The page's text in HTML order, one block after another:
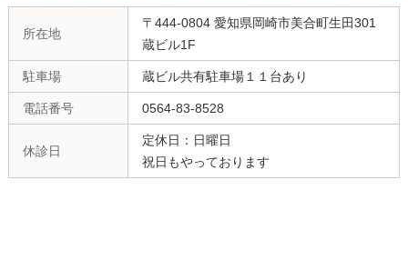
所在地
〒444-0804 愛知県岡崎市美合町生田301
蔵ビル1F
駐車場 蔵ビル共有駐車場１１台あり
電話番号 0564-83-8528
休診日
定休日：日曜日
祝日もやっております